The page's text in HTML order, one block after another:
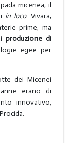
micenea, il
in loco. Vivara,
prime, ma
produzione di
egee per
dei Micenei
erano di
innovativo,